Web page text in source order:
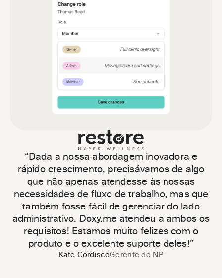
“Dada a nossa abordagem inovadora e
rápido crescimento, precisávamos de algo
que não apenas atendesse às nossas
necessidades de fluxo de trabalho, mas que
também fosse fácil de gerenciar do lado
administrativo. Doxy.me atendeu a ambos os
requisitos! Estamos muito felizes com o
produto e o excelente suporte deles!”
Kate CordiscoGerente de NP